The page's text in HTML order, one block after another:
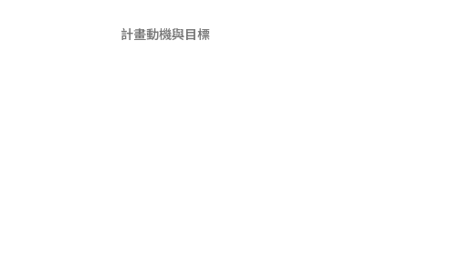
計畫動機與目標